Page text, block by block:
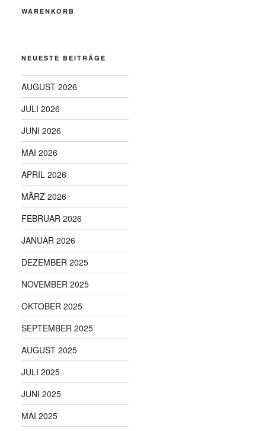
WARENKORB
NEUESTE BEITRÄGE
AUGUST 2026
JULI 2026
JUNI 2026
MAI 2026
APRIL 2026
MÄRZ 2026
FEBRUAR 2026
JANUAR 2026
DEZEMBER 2025
NOVEMBER 2025
OKTOBER 2025
SEPTEMBER 2025
AUGUST 2025
JULI 2025
JUNI 2025
MAI 2025